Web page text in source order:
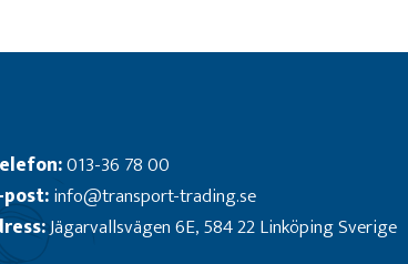
013-36 78 00
post:info@transport-trading.se
Jägarvallsvägen 6E, 584 22 Linköping Sverige